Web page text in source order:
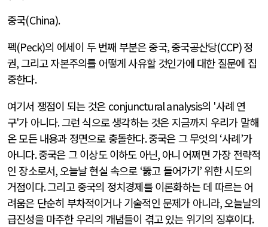
중국(China).
펙(Peck)의 에세이 두 번째 부분은 중국,중국공산당(CCP)정
권,그리고 자본주의를 어떻게 사유할 것인가에 대한 질문에 집
중한다.
여기서 쟁점이 되는 것은 conjunctural analysis의 '사례 연
구'가 아니다.그런 식으로 생각하는 것은 지금까지 우리가 말해
온 모든 내용과 정면으로 충돌한다.중국은 그 무엇의 ‘사례’가
아니다.중국은 그 이상도 이하도 아닌, 아니 어쩌면 가장 전략적
인 장소로서,오늘날 현실 속으로 ‘뚫고 들어가기’위한 시도의
거점이다.그리고 중국의 정치경제를 이론화하는 데 따르는 어
려움은 단순히 부차적이거나 기술적인 문제가 아니라,오늘날의
급진성을 마주한 우리의 개념들이 겪고 있는 위기의 징후이다.